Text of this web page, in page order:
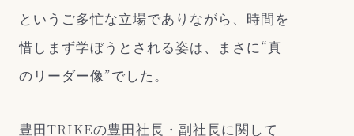
というご多忙な立場でありながら、時間を
惜しまず学ぼうとされる姿は、まさに“真
のリーダー像”でした。
豊田TRIKEの豊田社長・副社長に関して